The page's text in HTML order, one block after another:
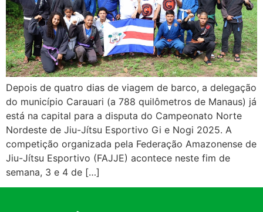
Depois de quatro dias de viagem de barco, a delegação
do município Carauari (a 788 quilômetros de Manaus) já
está na capital para a disputa do Campeonato Norte
Nordeste de Jiu-Jítsu Esportivo Gi e Nogi 2025. A
competição organizada pela Federação Amazonense de
Jiu-Jítsu Esportivo (FAJJE) acontece neste fim de
semana, 3 e 4 de […]